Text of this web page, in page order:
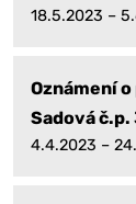
18.5.2023 –
Oznámení
Sadová č.p.
4.4.2023 –